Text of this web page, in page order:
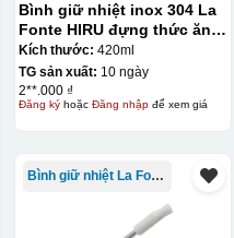
nung ở nhiệt độ 700-
vàng, khi in ở nhiệt cao,
lại mực in logo dính chết
Bình giữ nhiệt inox 304 La
Fonte HIRU đựng thức ăn
420 ml – 012348
Kích thước: 420ml
TG sản xuất: 10 ngày
2**.000 ₫
Đăng kýhoặc Đăng nhậpđể xem giá
Bình giữ nhiệt La Fonte